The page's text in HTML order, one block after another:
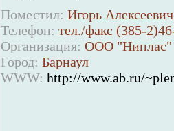
Поместил: Игорь
Телефон: тел./факс (385-
Организация: ООО "Ниплас"
Город: Барнаул
WWW: http://www.ab.ru/